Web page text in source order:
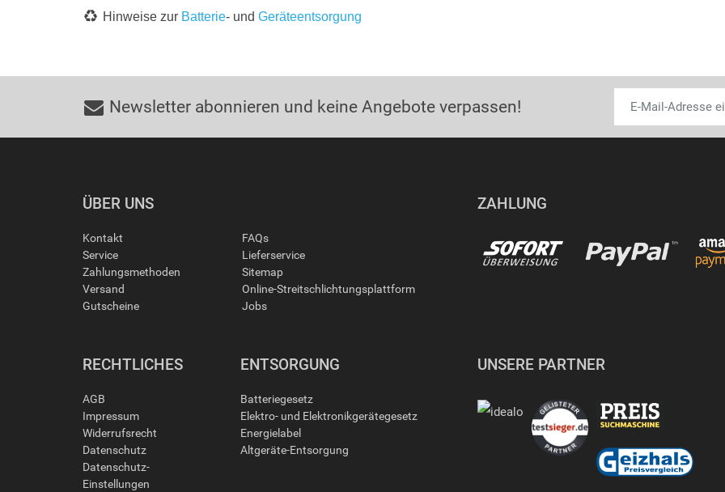
Hinweise zur Batterie- und Geräteentsorgung
Newsletter abonnieren und keine Angebote verpassen!
ÜBER UNS
Kontakt
Service
Zahlungsmethoden
Versand
Gutscheine
FAQs
Lieferservice
Sitemap
Online-Streitschlichtungsplattform
Jobs
ZAHLUNG
RECHTLICHES
AGB
Impressum
Widerrufsrecht
Datenschutz
Datenschutz-
Einstellungen
ENTSORGUNG
Batteriegesetz
Elektro- und Elektronikgerätegesetz
Energielabel
Altgeräte-Entsorgung
UNSERE PARTNER